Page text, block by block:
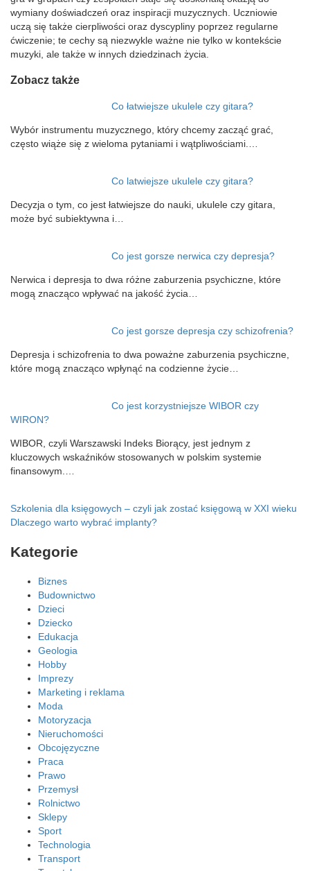
wymiany doświadczeń oraz inspiracji muzycznych. Uczniowie
uczą się także cierpliwości oraz dyscypliny poprzez regularne
ćwiczenie; te cechy są niezwykle ważne nie tylko w kontekście
muzyki, ale także w innych dziedzinach życia.
Zobacz także
Co łatwiejsze ukulele czy gitara?
Wybór instrumentu muzycznego, który chcemy zacząć grać,
często wiąże się z wieloma pytaniami i wątpliwościami.…
Co latwiejsze ukulele czy gitara?
Decyzja o tym, co jest łatwiejsze do nauki, ukulele czy gitara,
może być subiektywna i…
Co jest gorsze nerwica czy depresja?
Nerwica i depresja to dwa różne zaburzenia psychiczne, które
mogą znacząco wpływać na jakość życia…
Co jest gorsze depresja czy schizofrenia?
Depresja i schizofrenia to dwa poważne zaburzenia psychiczne,
które mogą znacząco wpłynąć na codzienne życie…
Co jest korzystniejsze WIBOR czy
WIRON?
WIBOR, czyli Warszawski Indeks Biorący, jest jednym z
kluczowych wskaźników stosowanych w polskim systemie
finansowym.…
Nawigacja
wpisu
Szkolenia dla księgowych – czyli jak zostać księgową w XXI wieku
Dlaczego warto wybrać implanty?
Kategorie
Biznes
Budownictwo
Dzieci
Dziecko
Edukacja
Geologia
Hobby
Imprezy
Marketing i reklama
Moda
Motoryzacja
Nieruchomości
Obcojęzyczne
Praca
Prawo
Przemysł
Rolnictwo
Sklepy
Sport
Technologia
Transport